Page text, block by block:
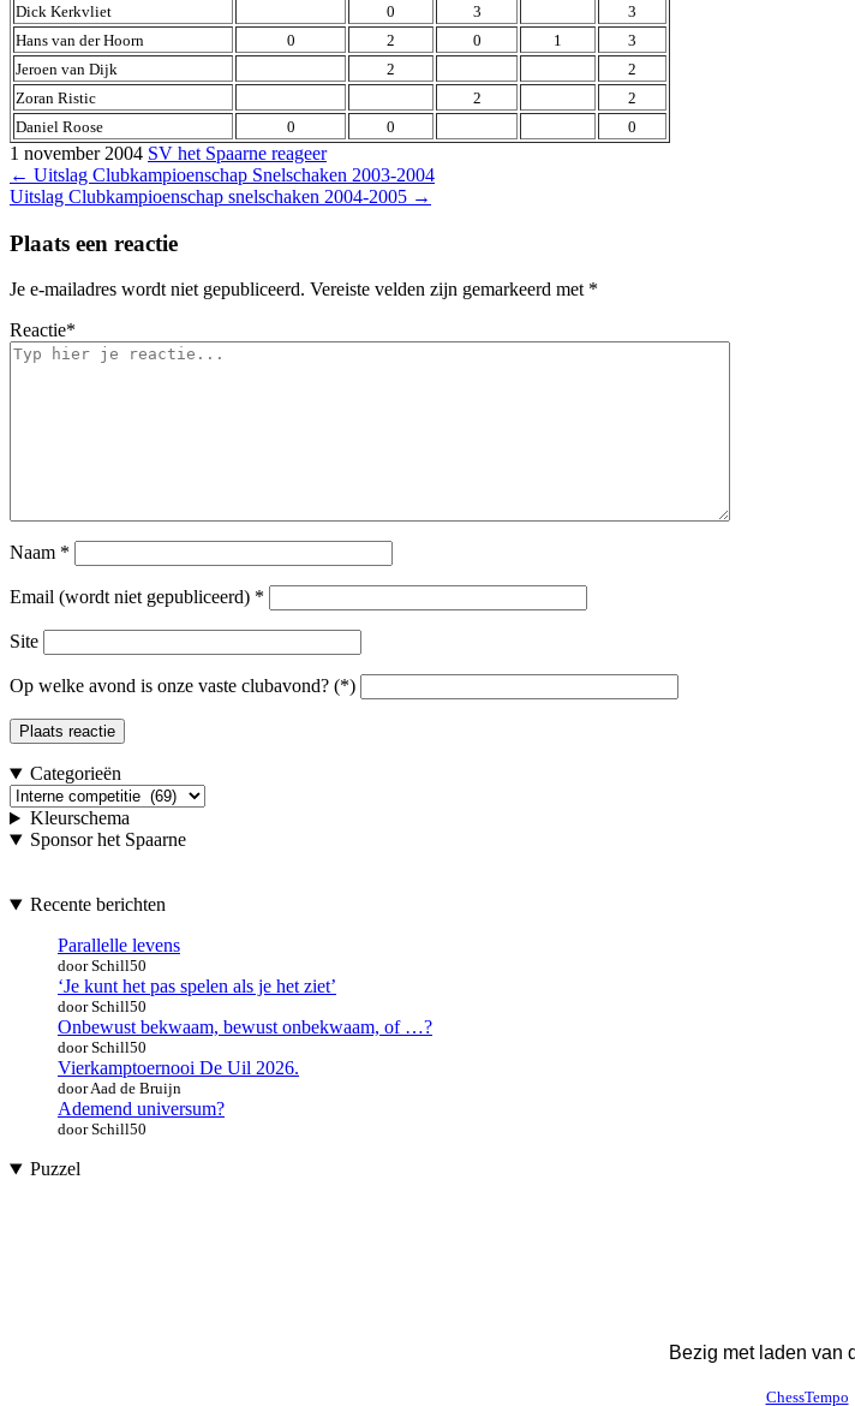
Dick Kerkvliet
0 3
3
Hans van der Hoorn
0 2 0 1
3
Jeroen van Dijk
2
2
Zoran Ristic
2
2
Daniel Roose
0 0 0
1 november 2004 SV het Spaarne reageer
Bericht
navigatie
← Uitslag Clubkampioenschap Snelschaken 2003-2004
Uitslag Clubkampioenschap snelschaken 2004-2005 →
Plaats een reactie
Je e-mailadres wordt niet gepubliceerd. Vereiste velden zijn gemarkeerd met *
Reactie*
Naam *
Email (wordt niet gepubliceerd) *
Site
Op welke avond is onze vaste clubavond? (*)
Categorieën
Categorieën
Kleurschema
Sponsor het Spaarne
Recente berichten
Parallelle levens
door Schill50
‘Je kunt het pas spelen als je het ziet’
door Schill50
Onbewust bekwaam, bewust onbekwaam, of …?
door Schill50
Vierkamptoernooi De Uil 2026.
door Aad de Bruijn
Ademend universum?
door Schill50
Puzzel